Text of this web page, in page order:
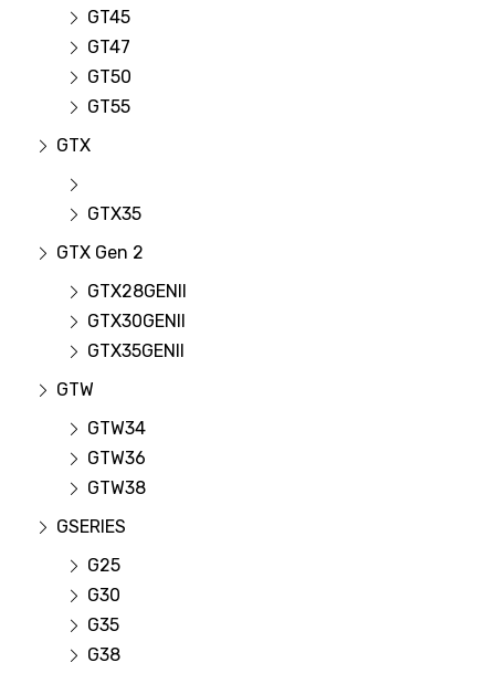
GT45
GT47
GT50
GT55
GTX
GTX35
GTX Gen 2
GTX28GENII
GTX30GENII
GTX35GENII
GTW
GTW34
GTW36
GTW38
GSERIES
G25
G30
G35
G38